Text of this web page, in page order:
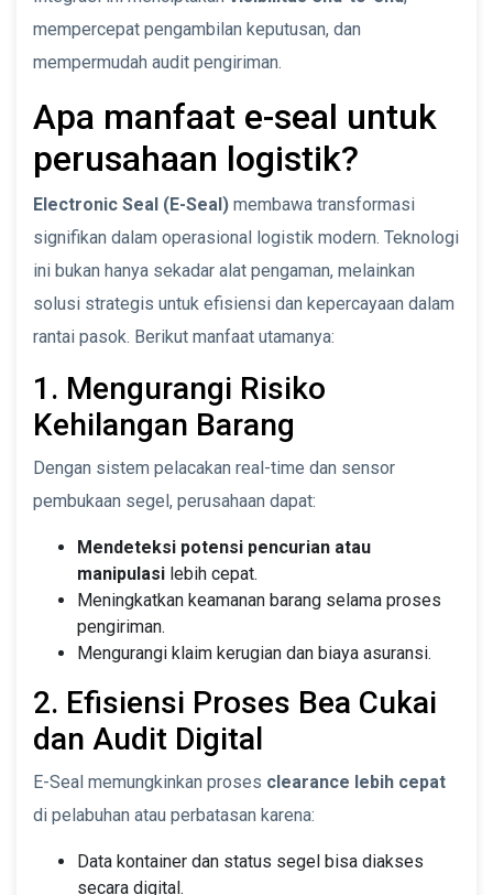
mempercepat pengambilan keputusan, dan
mempermudah audit pengiriman.
Apa manfaat e-seal untuk
perusahaan logistik?
Electronic Seal (E-Seal) membawa transformasi
signifikan dalam operasional logistik modern. Teknologi
ini bukan hanya sekadar alat pengaman, melainkan
solusi strategis untuk efisiensi dan kepercayaan dalam
rantai pasok. Berikut manfaat utamanya:
1. Mengurangi Risiko
Kehilangan Barang
Dengan sistem pelacakan real-time dan sensor
pembukaan segel, perusahaan dapat:
Mendeteksi potensi pencurian atau
manipulasi lebih cepat.
Meningkatkan keamanan barang selama proses
pengiriman.
Mengurangi klaim kerugian dan biaya asuransi.
2. Efisiensi Proses Bea Cukai
dan Audit Digital
E-Seal memungkinkan proses clearance lebih cepat
di pelabuhan atau perbatasan karena:
Data kontainer dan status segel bisa diakses
secara digital.